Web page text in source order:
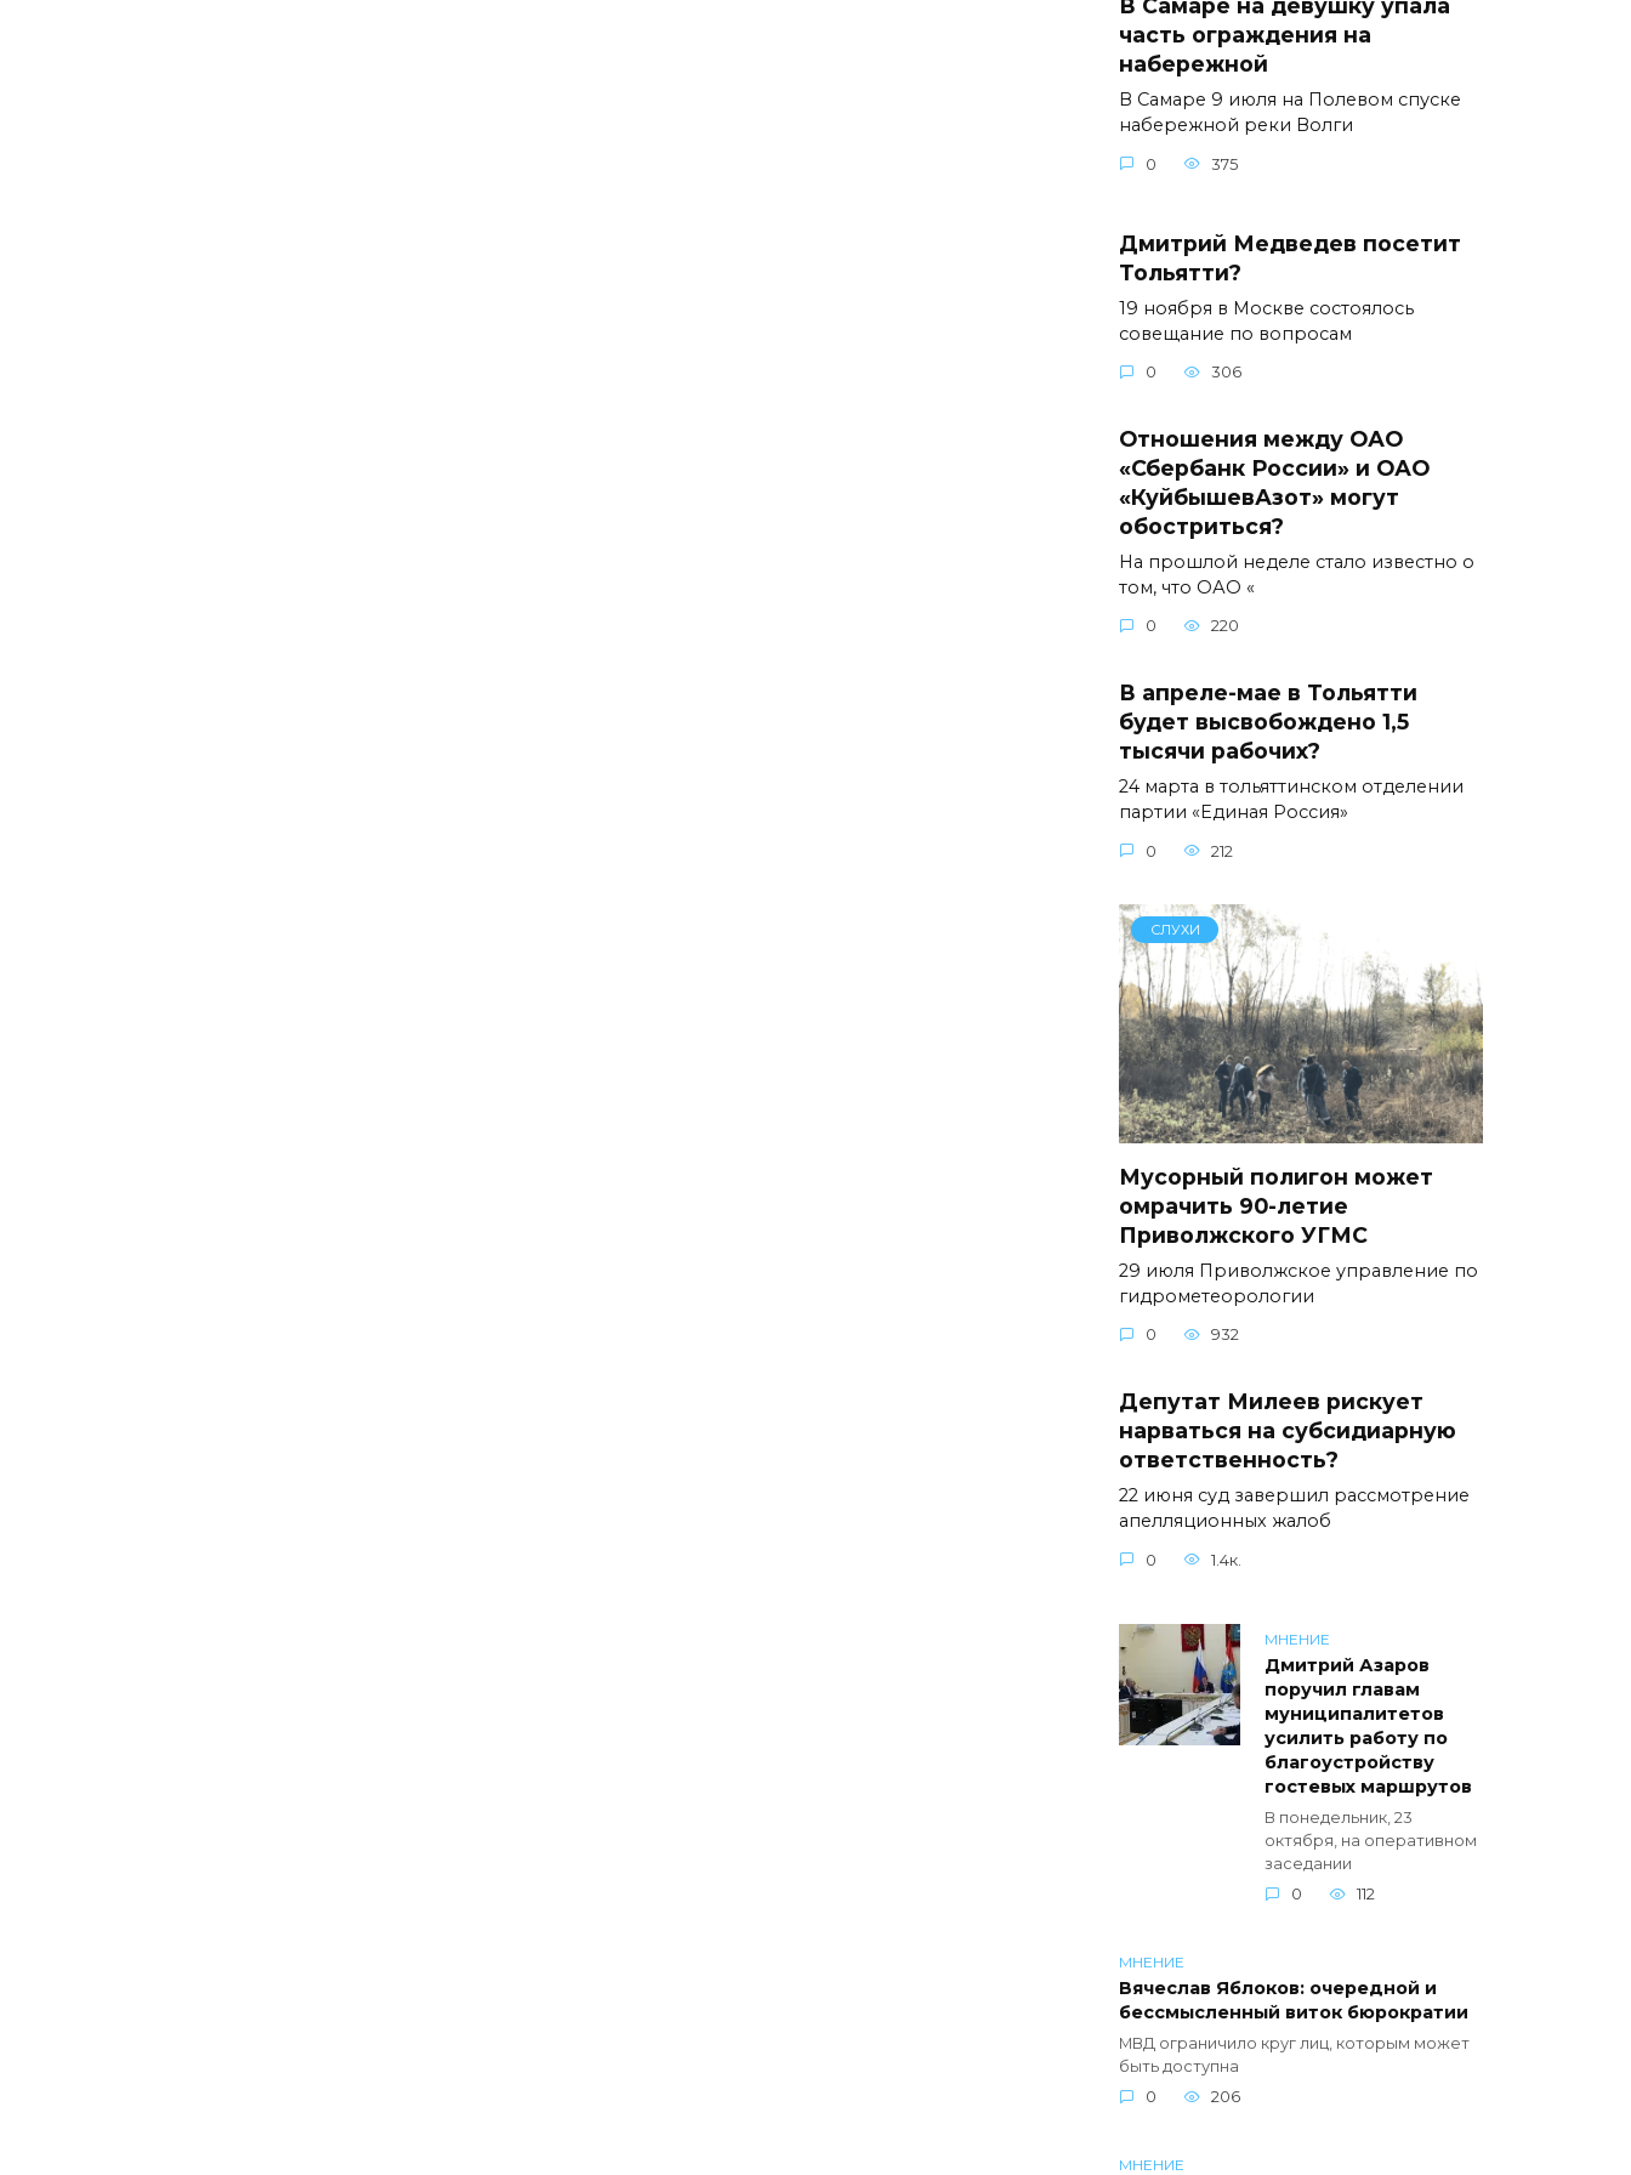
В Самаре на девушку упала
часть ограждения на
набережной
В Самаре 9 июля на Полевом спуске
набережной реки Волги
0 375
Дмитрий Медведев посетит
Тольятти?
19 ноября в Москве состоялось
совещание по вопросам
0 306
Отношения между ОАО
«Сбербанк России» и ОАО
«КуйбышевАзот» могут
обостриться?
На прошлой неделе стало известно о
том, что ОАО «
0 220
В апреле-мае в Тольятти
будет высвобождено 1,5
тысячи рабочих?
24 марта в тольяттинском отделении
партии «Единая Россия»
0 212
СЛУХИ
Мусорный полигон может
омрачить 90-летие
Приволжского УГМС
29 июля Приволжское управление по
гидрометеорологии
0 932
Депутат Милеев рискует
нарваться на субсидиарную
ответственность?
22 июня суд завершил рассмотрение
апелляционных жалоб
0 1.4к.
МНЕНИЕ
Дмитрий Азаров
поручил главам
муниципалитетов
усилить работу по
благоустройству
гостевых маршрутов
В понедельник, 23
октября, на оперативном
заседании
0
112
МНЕНИЕ
Вячеслав Яблоков: очередной и
бессмысленный виток бюрократии
МВД ограничило круг лиц, которым может
быть доступна
0
206
МНЕНИЕ